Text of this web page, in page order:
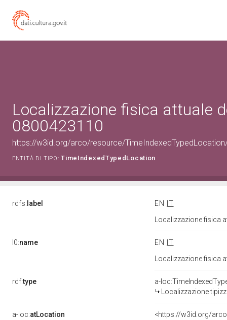
Localizzazione fisica attuale
0800423110
https://w3id.org/arco/resource/
ENTITÀ DI TIPO: TimeIndexedTypedLocation
rdfs: label EN
IT
Localizzazione fisica
l0:name EN
IT
Localizzazione fisica
rdf:type
a-
Localizzazione
a-loc:atLocation
<https://w3id.org/